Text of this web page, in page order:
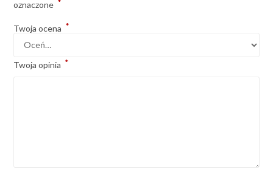
oznaczone
Twoja ocena *
Twoja opinia *